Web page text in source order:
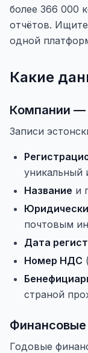
более 366 000
отчётов.
одной
Какие
Компании —
Записи
уникальный
Название и
почтовым
Дата
Номер НДС
страной
Годовые